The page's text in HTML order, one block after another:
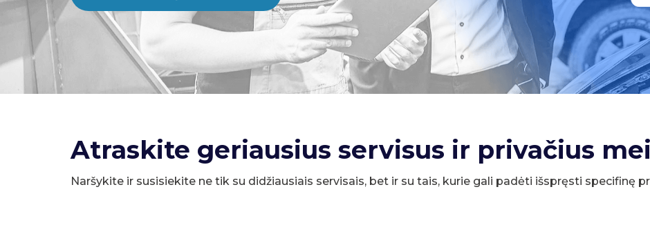
Atraskite geriausius servisus ir privačius
Naršykite ir susisiekite ne tik su didžiausiais servisais, bet ir su tais, kurie gali padėti išspręsti specifinę